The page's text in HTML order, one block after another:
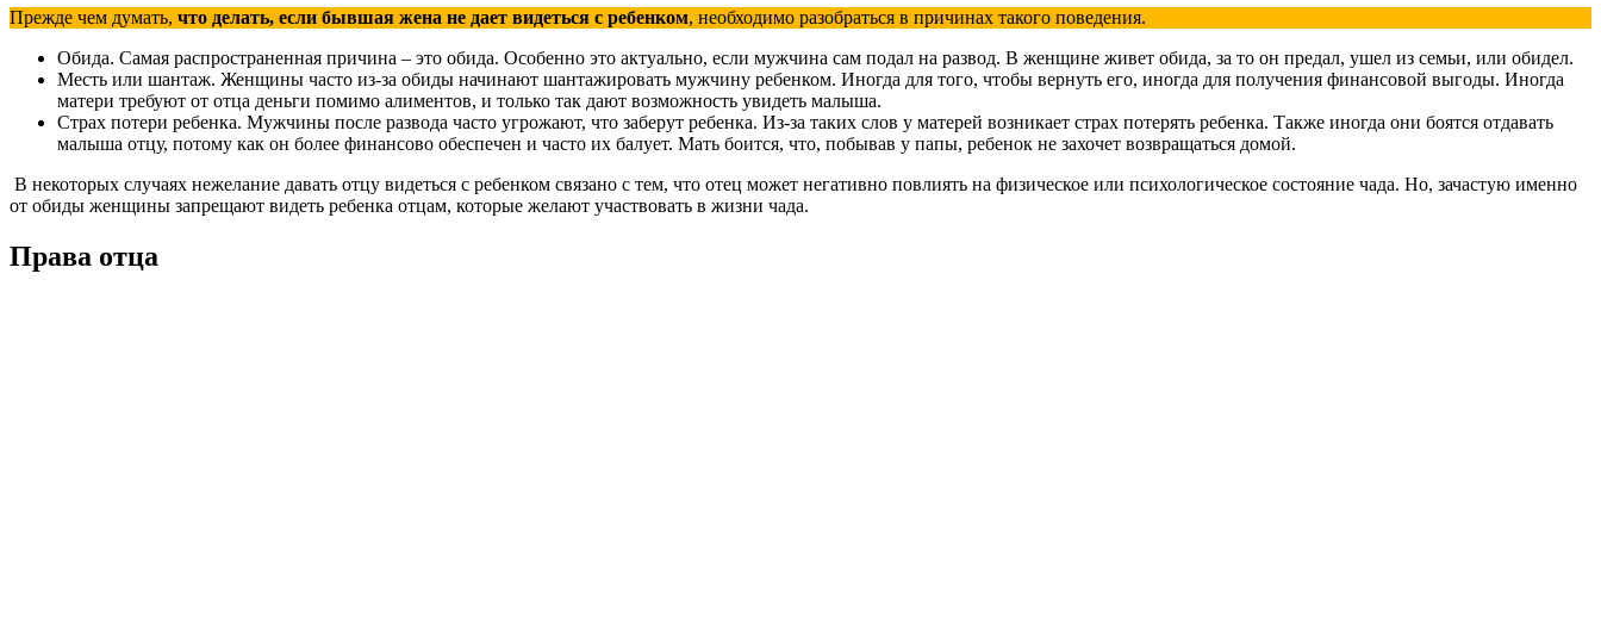
Прежде чем думать, что делать, если бывшая жена не дает видеться с ребенком, необходимо разобраться в причинах такого поведения.
Обида. Самая распространенная причина – это обида. Особенно это актуально, если мужчина сам подал на развод. В женщине живет обида, за то он предал, ушел из семьи, или обидел.
Месть или шантаж. Женщины часто из-за обиды начинают шантажировать мужчину ребенком. Иногда для того, чтобы вернуть его, иногда для получения финансовой выгоды. Иногда
матери требуют от отца деньги помимо алиментов, и только так дают возможность увидеть малыша.
Страх потери ребенка. Мужчины после развода часто угрожают, что заберут ребенка. Из-за таких слов у матерей возникает страх потерять ребенка. Также иногда они боятся отдавать
малыша отцу, потому как он более финансово обеспечен и часто их балует. Мать боится, что, побывав у папы, ребенок не захочет возвращаться домой.
В некоторых случаях нежелание давать отцу видеться с ребенком связано с тем, что отец может негативно повлиять на физическое или психологическое состояние чада. Но, зачастую именно
от обиды женщины запрещают видеть ребенка отцам, которые желают участвовать в жизни чада.
Права отца